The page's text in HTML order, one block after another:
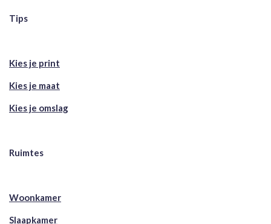
Tips
Kies je print
Kies je maat
Kies je omslag
Ruimtes
Woonkamer
Slaapkamer